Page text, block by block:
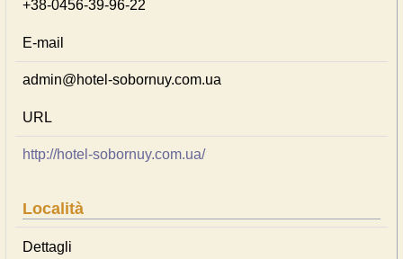
+38-0456-39-96-22
E-mail
admin@hotel-sobornuy.com.ua
URL
http://hotel-sobornuy.com.ua/
Località
Dettagli